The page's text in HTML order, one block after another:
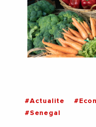
#Actualite
#Senegal